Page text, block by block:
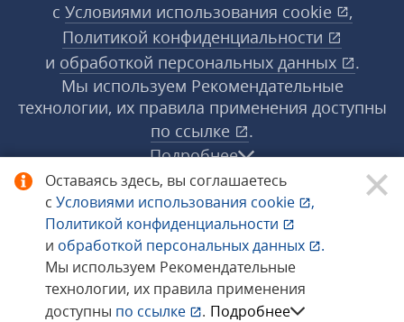
Оставаясь здесь, вы соглашаетесь
с Условиями использования cookie
,
Политикой конфиденциальности
и обработкой персональных данных
.
Мы используем Рекомендательные
технологии, их правила применения
доступны по ссылке . Подробнее
с Условиями использования cookie
,
Политикой конфиденциальности
и обработкой персональных данных
.
Мы используем Рекомендательные
технологии, их правила применения доступны
по ссылке
.
Подробнее
© 1998−2026 «1С‑Рарус» ®. Все права
защищены.
Сообщить об ошибке